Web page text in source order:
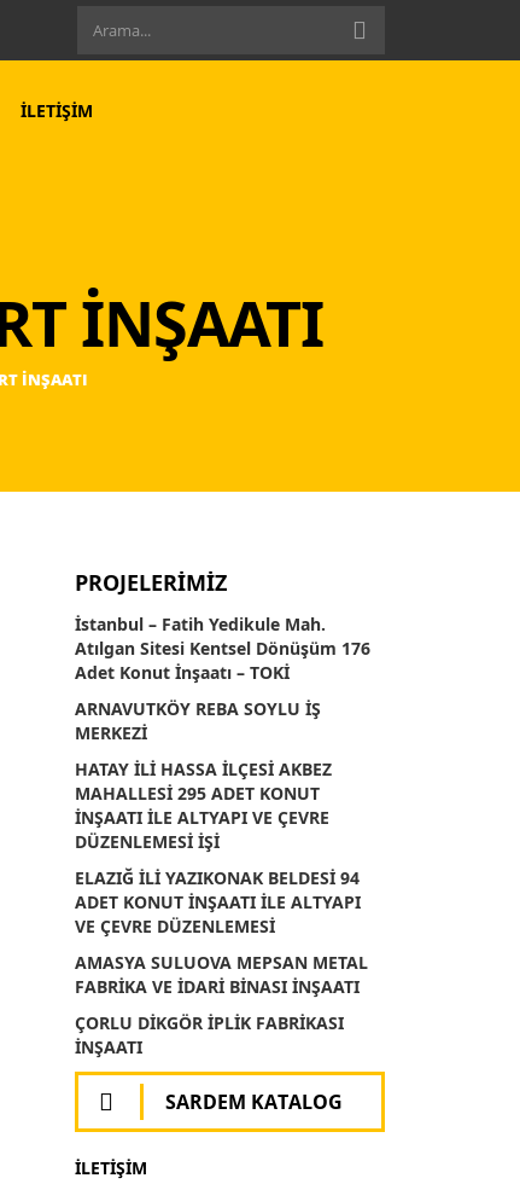
İLETIŞIM
İNŞAATI
İNŞAATI
PROJELERİMİZ
İstanbul – Fatih Yedikule Mah.
Atılgan Sitesi Kentsel Dönüşüm 176
Adet Konut İnşaatı – TOKİ
ARNAVUTKÖY REBA SOYLU İŞ
MERKEZİ
HATAY İLİ HASSA İLÇESİ AKBEZ
MAHALLESİ 295 ADET KONUT
İNŞAATI İLE ALTYAPI VE ÇEVRE
DÜZENLEMESİ İŞİ
ELAZIĞ İLİ YAZIKONAK BELDESİ 94
ADET KONUT İNŞAATI İLE ALTYAPI
VE ÇEVRE DÜZENLEMESİ
AMASYA SULUOVA MEPSAN METAL
FABRİKA VE İDARİ BİNASI İNŞAATI
ÇORLU DİKGÖR İPLİK FABRİKASI
İNŞAATI
SARDEM KATALOG
İLETİŞİM